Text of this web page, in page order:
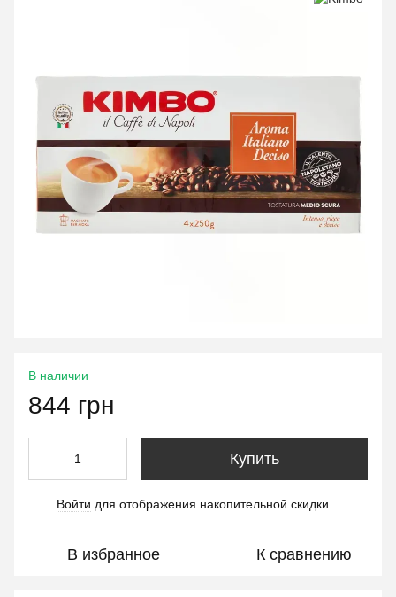
В наличии
844 грн
Купить
Войти для отображения накопительной скидки
В избранное К сравнению